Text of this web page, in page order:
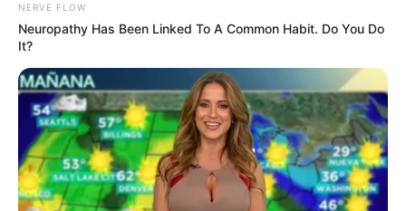
NERVE FLOW
Neuropathy Has Been Linked To A Common Habit. Do You Do
It?